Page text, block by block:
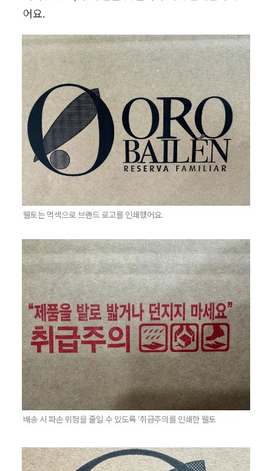
어요.
웰토는 먹색으로 브랜드 로고를 인쇄했어요.
배송 시 파손 위험을 줄일 수 있도록 ‘취급주의를 인쇄한 웰토